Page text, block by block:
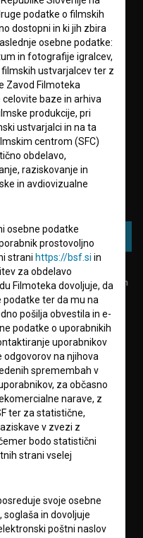
PRIJAVA
soglasjeza zbiranje, hrambo in
podatke o filmskih
dostopni in ki jih zbira
osebne podatke:
in fotografije igralcev,
ustvarjalcev ter z
Zavod Filmoteka
baze in arhiva
produkcije, pri
ustvarjalci in na ta
centrom (SFC)
obdelavo,
raziskovanje in
in avdiovizualne
osebne podatke
prostovoljno
strani https://bsf.si in
za obdelavo
Filmoteka dovoljuje, da
podatke ter da mu na
pošilja obvestila in e-
podatke o uporabnikih
uporabnikov
odgovorov na njihova
spremembah v
za občasno
narave, z
ter za statistične,
v zvezi z
bodo statistični
strani vselej
svoje osebne
in dovoljuje
poštni naslov